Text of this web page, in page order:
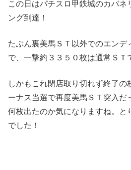
この日はパチスロ甲鉄城のカバネ
ング到達！
たぶん裏美馬ＳＴ以外でのエンデ
で、一撃約３３５０枚は通常ＳＴ
しかもこれ閉店取り切れず終了の
ーナス当選で再度美馬ＳＴ突入だ
何枚出たのか気になりますね。と
でした！